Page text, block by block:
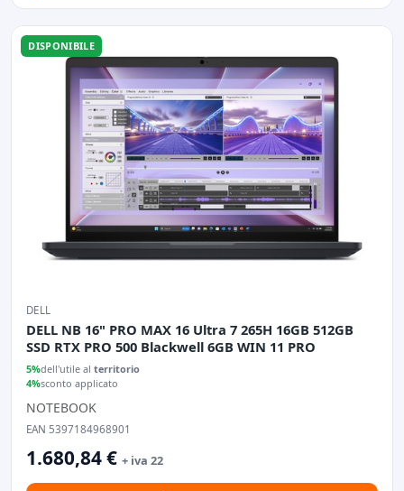
DISPONIBILE
DELL
DELL NB 16" PRO MAX 16 Ultra 7 265H 16GB 512GB
SSD RTX PRO 500 Blackwell 6GB WIN 11 PRO
5%dell'utile al territorio
4%sconto applicato
NOTEBOOK
EAN 5397184968901
1.680,84 € + iva 22